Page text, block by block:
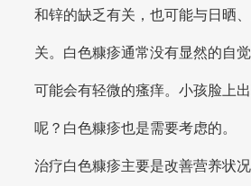
和锌的缺乏有关，也可能与日晒
关。白色糠疹通常没有显然的自
可能会有轻微的瘙痒。小孩脸上
呢？白色糠疹也是需要考虑的。
治疗白色糠疹主要是改善营养状